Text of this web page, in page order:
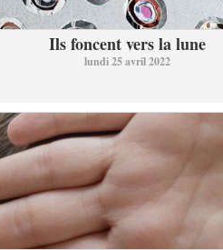
Ils foncent vers la lune
lundi 25 avril 2022